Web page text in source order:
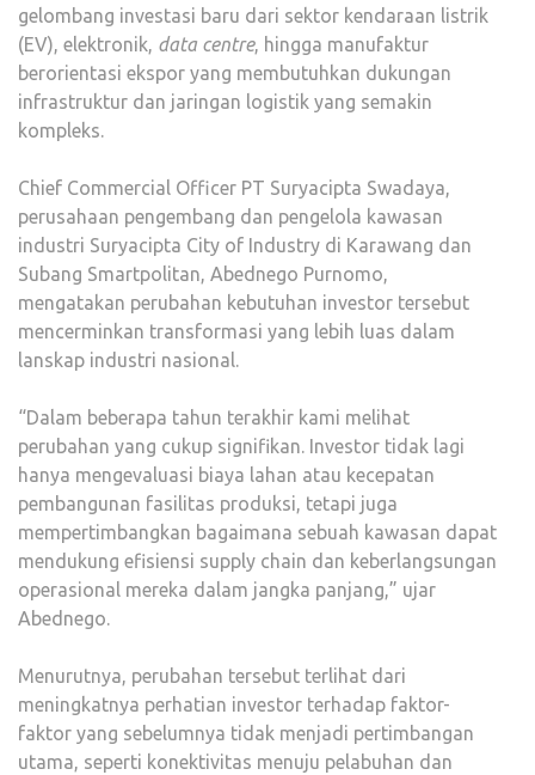
gelombang investasi baru dari sektor kendaraan listrik
(EV), elektronik, data centre, hingga manufaktur
berorientasi ekspor yang membutuhkan dukungan
infrastruktur dan jaringan logistik yang semakin
kompleks.
Chief Commercial Officer PT Suryacipta Swadaya,
perusahaan pengembang dan pengelola kawasan
industri Suryacipta City of Industry di Karawang dan
Subang Smartpolitan, Abednego Purnomo,
mengatakan perubahan kebutuhan investor tersebut
mencerminkan transformasi yang lebih luas dalam
lanskap industri nasional.
“Dalam beberapa tahun terakhir kami melihat
perubahan yang cukup signifikan. Investor tidak lagi
hanya mengevaluasi biaya lahan atau kecepatan
pembangunan fasilitas produksi, tetapi juga
mempertimbangkan bagaimana sebuah kawasan dapat
mendukung efisiensi supply chain dan keberlangsungan
operasional mereka dalam jangka panjang,” ujar
Abednego.
Menurutnya, perubahan tersebut terlihat dari
meningkatnya perhatian investor terhadap faktor-
faktor yang sebelumnya tidak menjadi pertimbangan
utama, seperti konektivitas menuju pelabuhan dan